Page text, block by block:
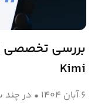
Kimi
۶ آبان ۱۴۰۴ • در چند